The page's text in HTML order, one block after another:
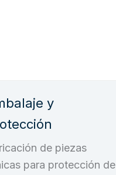
y
de piezas
para protección de